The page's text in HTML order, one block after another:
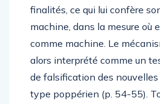
finalités, ce qui lui confère
machine, dans la mesure où
comme machine. Le
alors interprété comme un
de falsification des
type poppérien (p. 54-55).